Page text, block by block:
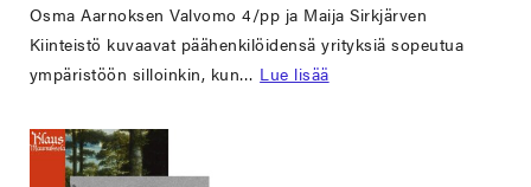
Osma Aarnoksen Valvomo 4/pp ja Maija Sirkjärven
Kiinteistö kuvaavat päähenkilöidensä yrityksiä sopeutua
ympäristöön silloinkin, kun… Lue lisää